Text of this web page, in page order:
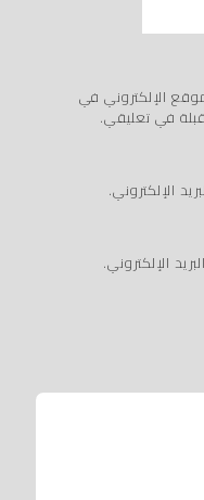
الإلكتروني في
في تعليقي.
الإلكتروني.
الإلكتروني.